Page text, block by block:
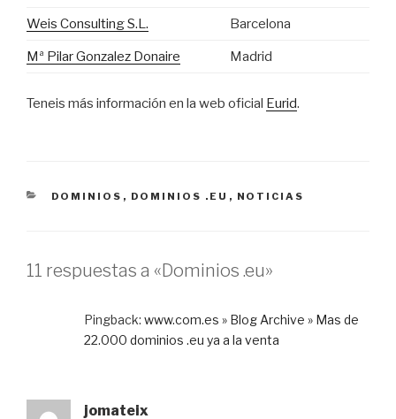
Weis Consulting S.L. Barcelona
Mª Pilar Gonzalez Donaire Madrid
Teneis más información en la web oficial Eurid.
CATEGORÍAS
DOMINIOS , DOMINIOS .EU , NOTICIAS
11 respuestas a «Dominios .eu»
Pingback: www.com.es » Blog Archive » Mas de
22.000 dominios .eu ya a la venta
jomateix